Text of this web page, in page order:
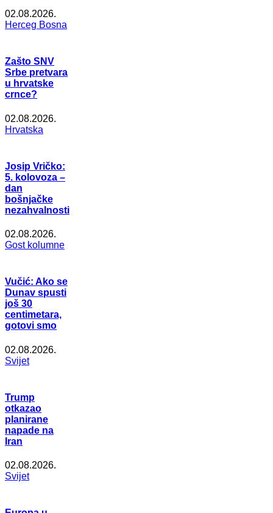
02.08.2026.
Herceg Bosna
Zašto SNV
Srbe pretvara
u hrvatske
crnce?
02.08.2026.
Hrvatska
Josip Vričko:
5. kolovoza –
dan
bošnjačke
nezahvalnosti
02.08.2026.
Gost kolumne
Vučić: Ako se
Dunav spusti
još 30
centimetara,
gotovi smo
02.08.2026.
Svijet
Trump
otkazao
planirane
napade na
Iran
02.08.2026.
Svijet